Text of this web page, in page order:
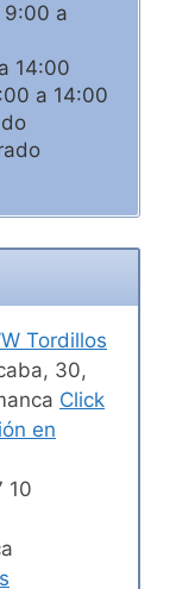
9:00 a
14:00
a 14:00
Tordillos
30,
Click
en
10